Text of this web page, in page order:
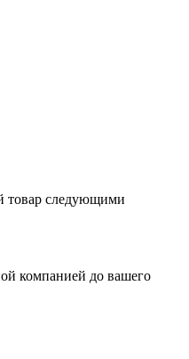
товар следующими
компанией до вашего